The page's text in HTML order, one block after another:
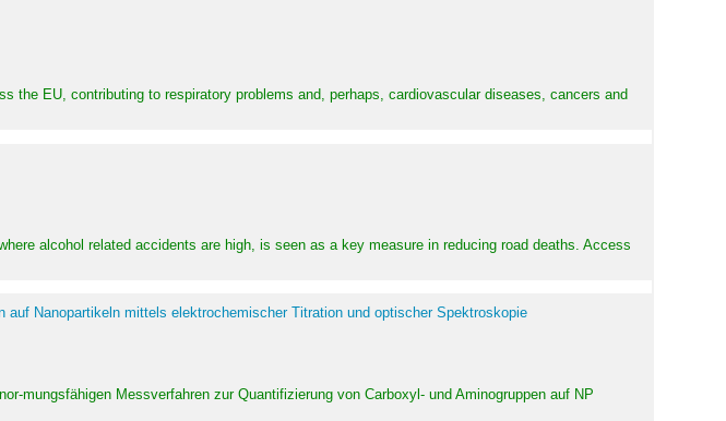
the EU, contributing to respiratory problems and, perhaps, cardiovascular diseases, cancers and
alcohol related accidents are high, is seen as a key measure in reducing road deaths. Access
Nanopartikeln mittels elektrochemischer Titration und optischer Spektroskopie
mungsfähigen Messverfahren zur Quantifizierung von Carboxyl- und Aminogruppen auf NP